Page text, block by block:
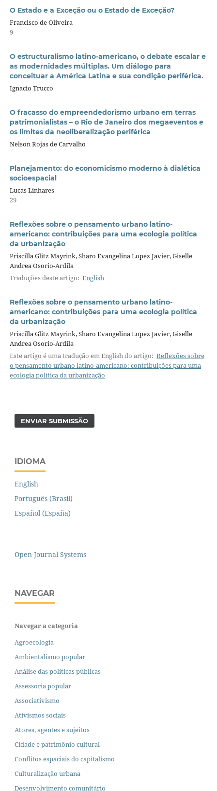
O Estado e a Exceção ou o Estado de Exceção?
Francisco de Oliveira
9
O estructuralismo latino-americano, o debate escalar e
as modernidades múltiplas. Um diálogo para
conceituar a América Latina e sua condição periférica.
Ignacio Trucco
O fracasso do empreendedorismo urbano em terras
patrimonialistas – o Rio de Janeiro dos megaeventos e
os limites da neoliberalização periférica
Nelson Rojas de Carvalho
Planejamento: do economicismo moderno à dialética
socioespacial
Lucas Linhares
29
Reflexões sobre o pensamento urbano latino-
americano: contribuições para uma ecologia política
da urbanização
Priscilla Glitz Mayrink, Sharo Evangelina Lopez Javier, Giselle
Andrea Osorio-Ardila
Traduções deste artigo: English
Reflexões sobre o pensamento urbano latino-
americano: contribuições para uma ecologia política
da urbanização
Priscilla Glitz Mayrink, Sharo Evangelina Lopez Javier, Giselle
Andrea Osorio-Ardila
Este artigo é uma tradução em English do artigo: Reflexões sobre
o pensamento urbano latino-americano: contribuições para uma
ecologia política da urbanização
ENVIAR SUBMISSÃO
IDIOMA
English
Português (Brasil)
Español (España)
Open Journal Systems
NAVEGAR
Navegar a categoria
Agroecologia
Ambientalismo popular
Análise das políticas públicas
Assessoria popular
Associativismo
Ativismos sociais
Atores, agentes e sujeitos
Cidade e patrimônio cultural
Conflitos espaciais do capitalismo
Culturalização urbana
Desenvolvimento comunitário